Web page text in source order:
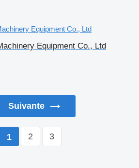
Equipment Co., Ltd
Suivante
1 2 3